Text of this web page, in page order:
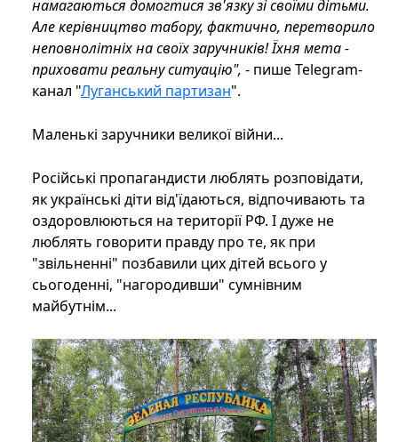
намагаються домогтися зв'язку зі своїми дітьми.
Але керівництво табору, фактично, перетворило
неповнолітніх на своїх заручників! Їхня мета -
приховати реальну ситуацію", - пише Telegram-
канал "Луганський партизан".
Маленькі заручники великої війни...
Російські пропагандисти люблять розповідати,
як українські діти від'їдаються, відпочивають та
оздоровлюються на території РФ. І дуже не
люблять говорити правду про те, як при
"звільненні" позбавили цих дітей всього у
сьогоденні, "нагородивши" сумнівним
майбутнім...